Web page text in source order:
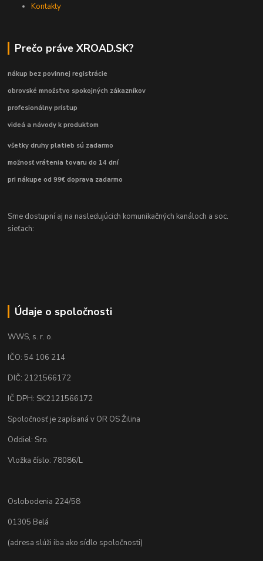
Kontakty
Prečo práve XROAD.SK?
nákup bez povinnej registrácie
obrovské množstvo spokojných zákazníkov
profesionálny prístup
videá a návody k produktom
všetky druhy platieb sú zadarmo
možnosť vrátenia tovaru do 14 dní
pri nákupe od 99€ doprava zadarmo
Sme dostupní aj na nasledujúcich komunikačných kanáloch a soc.
sieťach:
Údaje o spoločnosti
WWS, s. r. o.
IČO: 54 106 214
DIČ: 2121566172
IČ DPH: SK2121566172
Spoločnosť je zapísaná v OR OS Žilina
Oddiel: Sro.
Vložka číslo: 78086/L
Oslobodenia 224/58
01305 Belá
(adresa slúži iba ako sídlo spoločnosti)